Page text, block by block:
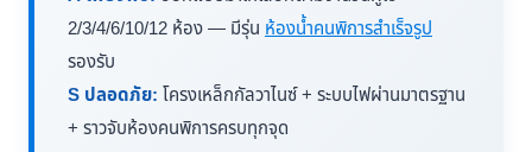
2/3/4/6/10/12 ห้อง — มีรุ่น ห้องน้ำคนพิการสำเร็จรูป
รองรับ
S ปลอดภัย: โครงเหล็กกัลวาไนซ์ + ระบบไฟผ่านมาตรฐาน
+ ราวจับห้องคนพิการครบทุกจุด